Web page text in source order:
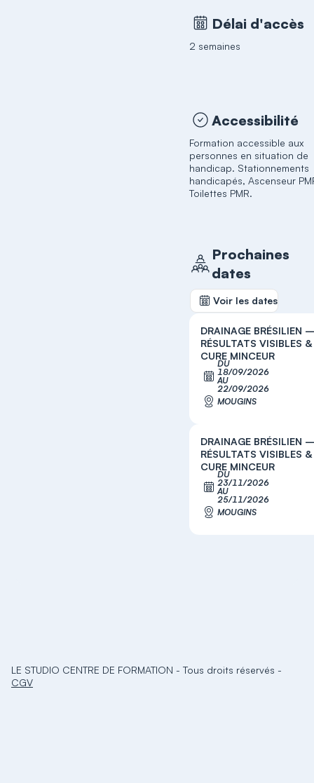
Délai d'accès
2 semaines
Accessibilité
Formation accessible aux
personnes en situation de
handicap. Stationnements
handicapés, Ascenseur
Toilettes PMR.
Prochaines
dates
Voir les dates
DRAINAGE BRÉSILIEN
RÉSULTATS VISIBLES &
CURE MINCEUR
DU
18/09/2026
AU
22/09/2026
MOUGINS
DRAINAGE BRÉSILIEN
RÉSULTATS VISIBLES &
CURE MINCEUR
DU
23/11/2026
AU
25/11/2026
MOUGINS
LE STUDIO CENTRE DE FORMATION - Tous droits réservés -
CGV